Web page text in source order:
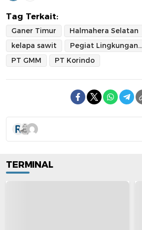
Tag Terkait:
Ganer Timur Halmahera Selatan
kelapa sawit
Pegiat Lingkungan Taufik Hidayat
PT GMM
PT Korindo
TERMINAL